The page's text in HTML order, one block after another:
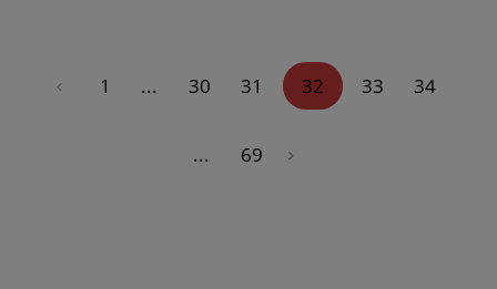
« 1 ... 30 31 32 33 34
... 69 »